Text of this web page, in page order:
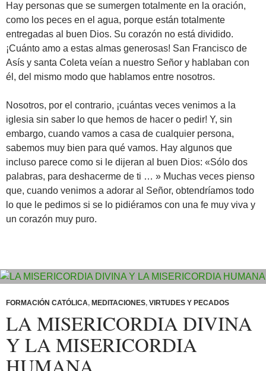
Hay personas que se sumergen totalmente en la oración,
como los peces en el agua, porque están totalmente
entregadas al buen Dios. Su corazón no está dividido.
¡Cuánto amo a estas almas generosas! San Francisco de
Asís y santa Coleta veían a nuestro Señor y hablaban con
él, del mismo modo que hablamos entre nosotros.
Nosotros, por el contrario, ¡cuántas veces venimos a la
iglesia sin saber lo que hemos de hacer o pedir! Y, sin
embargo, cuando vamos a casa de cualquier persona,
sabemos muy bien para qué vamos. Hay algunos que
incluso parece como si le dijeran al buen Dios: «Sólo dos
palabras, para deshacerme de ti … » Muchas veces pienso
que, cuando venimos a adorar al Señor, obtendríamos todo
lo que le pedimos si se lo pidiéramos con una fe muy viva y
un corazón muy puro.
FORMACIÓN CATÓLICA, MEDITACIONES, VIRTUDES Y PECADOS
LA MISERICORDIA DIVINA
Y LA MISERICORDIA
HUMANA